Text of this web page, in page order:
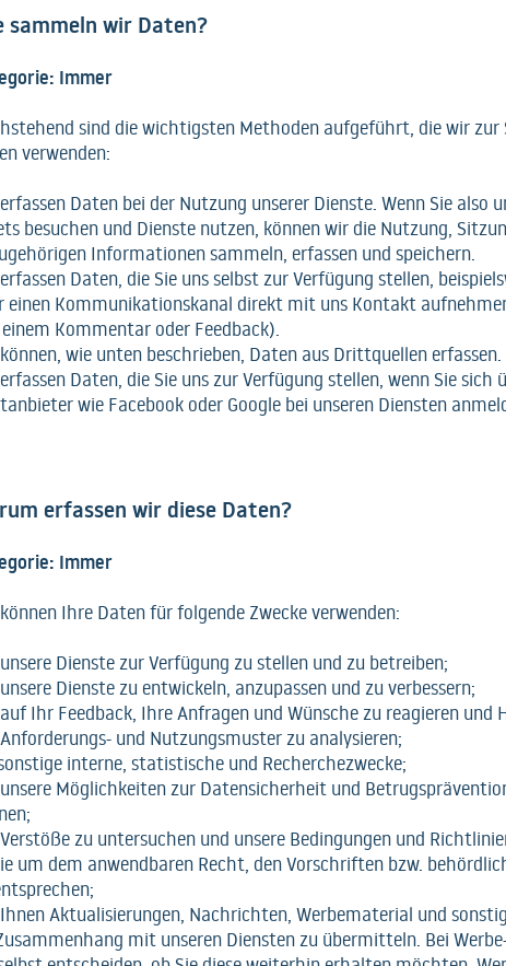
sammeln wir Daten?
Immer
sind die wichtigsten Methoden aufgeführt, die wir zur
verwenden:
Daten bei der Nutzung unserer Dienste. Wenn Sie also
besuchen und Dienste nutzen, können wir die Nutzung,
Informationen sammeln, erfassen und speichern.
Daten, die Sie uns selbst zur Verfügung stellen,
einen Kommunikationskanal direkt mit uns Kontakt
Kommentar oder Feedback).
wie unten beschrieben, Daten aus Drittquellen erfassen.
Daten, die Sie uns zur Verfügung stellen, wenn Sie sich
wie Facebook oder Google bei unseren Diensten
erfassen wir diese Daten?
Immer
Ihre Daten für folgende Zwecke verwenden:
Dienste zur Verfügung zu stellen und zu betreiben;
Dienste zu entwickeln, anzupassen und zu verbessern;
Ihr Feedback, Ihre Anfragen und Wünsche zu reagieren und
und Nutzungsmuster zu analysieren;
interne, statistische und Recherchezwecke;
Möglichkeiten zur Datensicherheit und
zu untersuchen und unsere Bedingungen und
um dem anwendbaren Recht, den Vorschriften bzw.
Aktualisierungen, Nachrichten, Werbematerial und
mit unseren Diensten zu übermitteln. Bei